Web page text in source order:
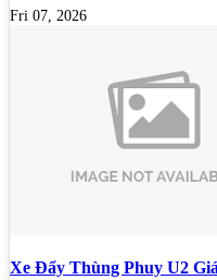
Fri 07, 2026
Xe Đẩy Thùng Phuy U2